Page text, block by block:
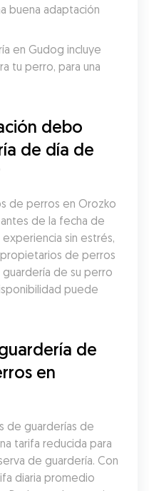
buena adaptación
en Gudog incluye
tu perro, para una
debo
de día de
de perros en Orozko
de la fecha de
experiencia sin estrés,
de perros
de su perro
puede
de
en
de guarderías de
tarifa reducida para
de guardería. Con
diaria promedio